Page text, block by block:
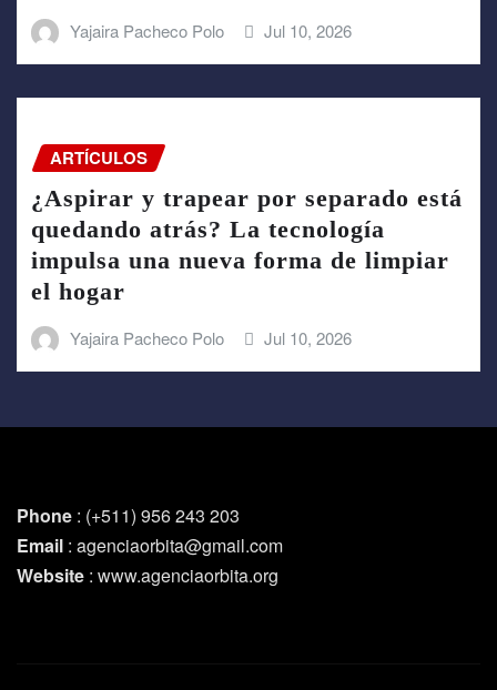
Yajaira Pacheco Polo Jul 10, 2026
ARTÍCULOS
¿Aspirar y trapear por separado está
quedando atrás? La tecnología
impulsa una nueva forma de limpiar
el hogar
Yajaira Pacheco Polo Jul 10, 2026
Phone : (+511) 956 243 203
Email : agenciaorbita@gmail.com
Website : www.agenciaorbita.org